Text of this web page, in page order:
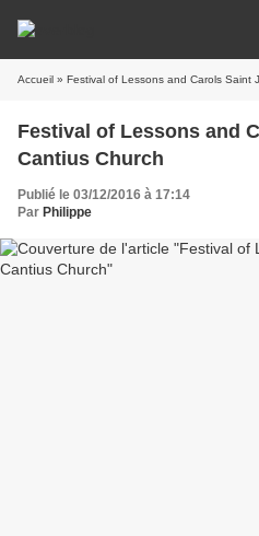
Accueil » Festival of Lessons and Carols Saint
Festival of Lessons and
Cantius Church
Publié le 03/12/2016 à 17:14
Par Philippe